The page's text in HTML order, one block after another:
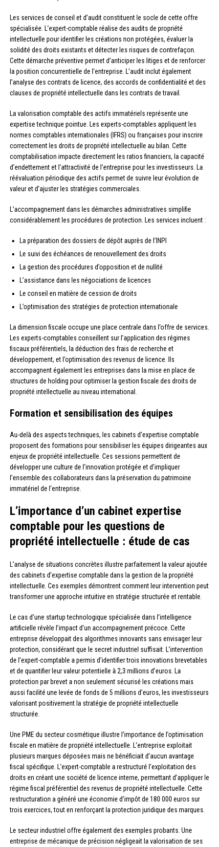
Les services de conseil et d’audit constituent le socle de cette offre
spécialisée. L’expert-comptable réalise des audits de propriété
intellectuelle pour identifier les créations non protégées, évaluer la
solidité des droits existants et détecter les risques de contrefaçon.
Cette démarche préventive permet d’anticiper les litiges et de renforcer
la position concurrentielle de l’entreprise. L’audit inclut également
l’analyse des contrats de licence, des accords de confidentialité et des
clauses de propriété intellectuelle dans les contrats de travail.
La valorisation comptable des actifs immatériels représente une
expertise technique pointue. Les experts-comptables appliquent les
normes comptables internationales (IFRS) ou françaises pour inscrire
correctement les droits de propriété intellectuelle au bilan. Cette
comptabilisation impacte directement les ratios financiers, la capacité
d’endettement et l’attractivité de l’entreprise pour les investisseurs. La
réévaluation périodique des actifs permet de suivre leur évolution de
valeur et d’ajuster les stratégies commerciales.
L’accompagnement dans les démarches administratives simplifie
considérablement les procédures de protection. Les services incluent :
La préparation des dossiers de dépôt auprès de l’INPI
Le suivi des échéances de renouvellement des droits
La gestion des procédures d’opposition et de nullité
L’assistance dans les négociations de licences
Le conseil en matière de cession de droits
L’optimisation des stratégies de protection internationale
La dimension fiscale occupe une place centrale dans l’offre de services.
Les experts-comptables conseillent sur l’application des régimes
fiscaux préférentiels, la déduction des frais de recherche et
développement, et l’optimisation des revenus de licence. Ils
accompagnent également les entreprises dans la mise en place de
structures de holding pour optimiser la gestion fiscale des droits de
propriété intellectuelle au niveau international.
Formation et sensibilisation des équipes
Au-delà des aspects techniques, les cabinets d’expertise comptable
proposent des formations pour sensibiliser les équipes dirigeantes aux
enjeux de propriété intellectuelle. Ces sessions permettent de
développer une culture de l’innovation protégée et d’impliquer
l’ensemble des collaborateurs dans la préservation du patrimoine
immatériel de l’entreprise.
L’importance d’un cabinet expertise
comptable pour les questions de
propriété intellectuelle : étude de cas
L’analyse de situations concrètes illustre parfaitement la valeur ajoutée
des cabinets d’expertise comptable dans la gestion de la propriété
intellectuelle. Ces exemples démontrent comment leur intervention peut
transformer une approche intuitive en stratégie structurée et rentable.
Le cas d’une startup technologique spécialisée dans l’intelligence
artificielle révèle l’impact d’un accompagnement précoce. Cette
entreprise développait des algorithmes innovants sans envisager leur
protection, considérant que le secret industriel suffisait. L’intervention
de l’expert-comptable a permis d’identifier trois innovations brevetables
et de quantifier leur valeur potentielle à 2,3 millions d’euros. La
protection par brevet a non seulement sécurisé les créations mais
aussi facilité une levée de fonds de 5 millions d’euros, les investisseurs
valorisant positivement la stratégie de propriété intellectuelle
structurée.
Une PME du secteur cosmétique illustre l’importance de l’optimisation
fiscale en matière de propriété intellectuelle. L’entreprise exploitait
plusieurs marques déposées mais ne bénéficiait d’aucun avantage
fiscal spécifique. L’expert-comptable a restructuré l’exploitation des
droits en créant une société de licence interne, permettant d’appliquer le
régime fiscal préférentiel des revenus de propriété intellectuelle. Cette
restructuration a généré une économie d’impôt de 180 000 euros sur
trois exercices, tout en renforçant la protection juridique des marques.
Le secteur industriel offre également des exemples probants. Une
entreprise de mécanique de précision négligeait la valorisation de ses